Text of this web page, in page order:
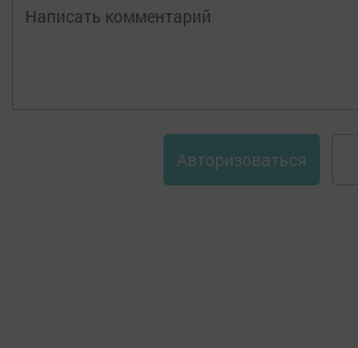
Авторизоваться